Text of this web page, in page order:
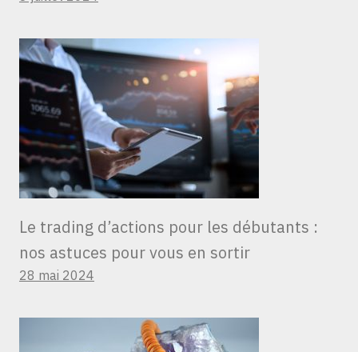
Le trading d’actions pour les débutants :
nos astuces pour vous en sortir
28 mai 2024